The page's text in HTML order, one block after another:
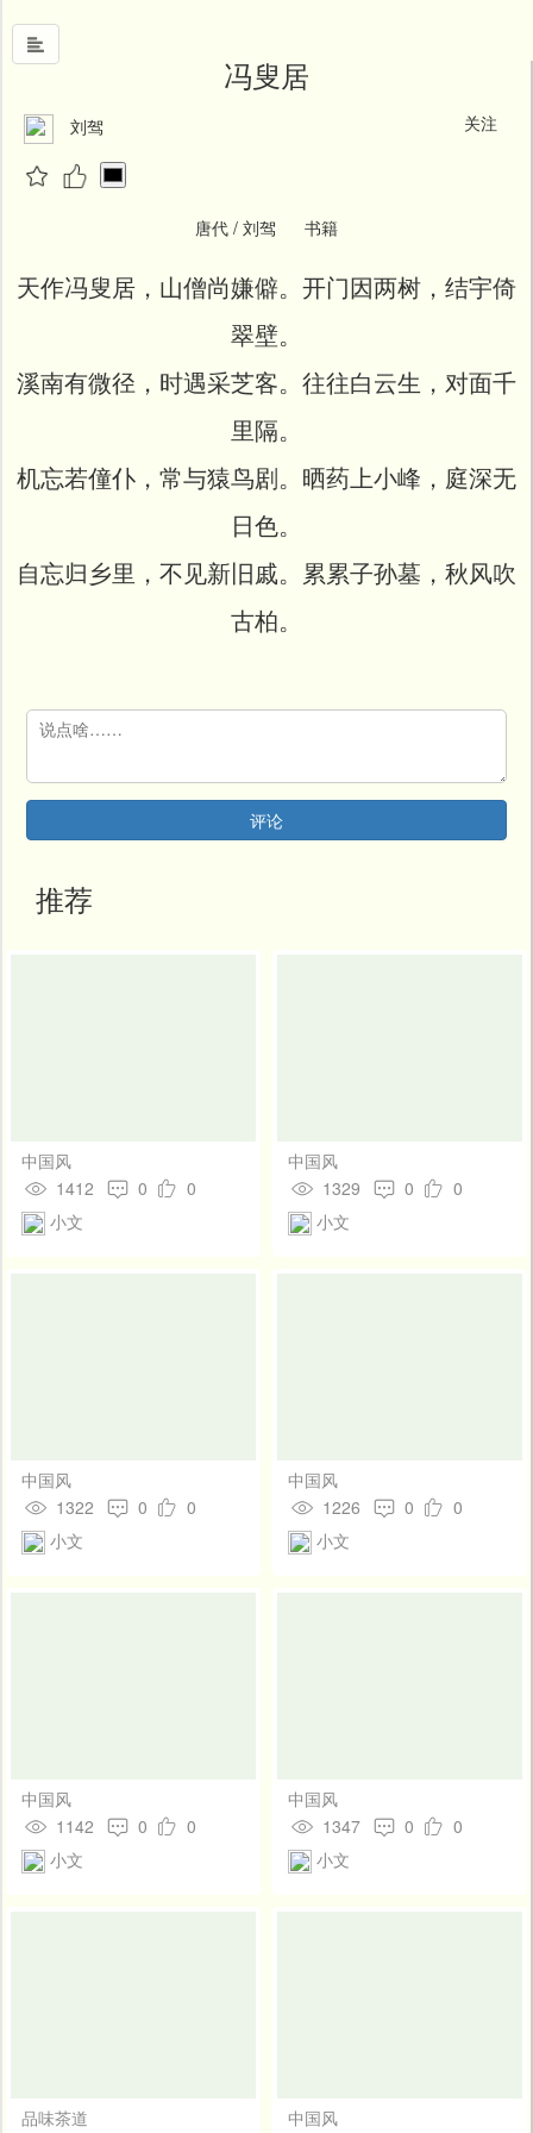
首
文
名
人
新
闻
发
社
冯叟居
关注
刘驾
唐代 / 刘驾 书籍
天作冯叟居，山僧尚嫌僻。开门因两树，结宇倚
翠壁。
溪南有微径，时遇采芝客。往往白云生，对面千
里隔。
机忘若僮仆，常与猿鸟剧。晒药上小峰，庭深无
日色。
自忘归乡里，不见新旧戚。累累子孙墓，秋风吹
古柏。
评论
推荐
中国风
1412
0
0
小文
中国风
1329
0
0
小文
中国风
1322
0
0
小文
中国风
1226
0
0
小文
中国风
1142
0
0
小文
中国风
1347
0
0
小文
品味茶道
中国风